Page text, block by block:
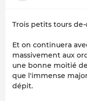
Trois petits tours
Et on continuera
massivement aux
une bonne moitié
que l'immense
dépit.